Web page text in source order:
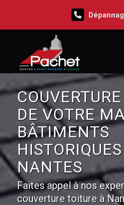
DE VOTRE
BÂTIMENTS
NANTES
Faites appel à nos
couverture toiture à